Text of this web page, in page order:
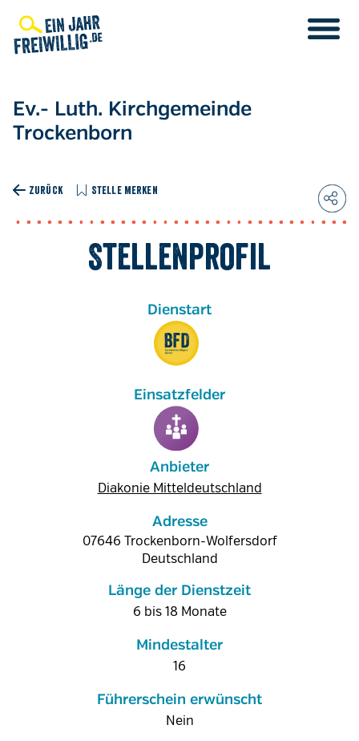
zum
Inhalt
Ev.- Luth. Kirchgemeinde
Trockenborn
ZURÜCK STELLE MERKEN
Stellenprofil
Anbieter
Diakonie Mitteldeutschland
Adresse
07646 Trockenborn-Wolfersdorf
Deutschland
Länge der Dienstzeit
6 bis 18 Monate
Mindestalter
16
Führerschein erwünscht
Nein